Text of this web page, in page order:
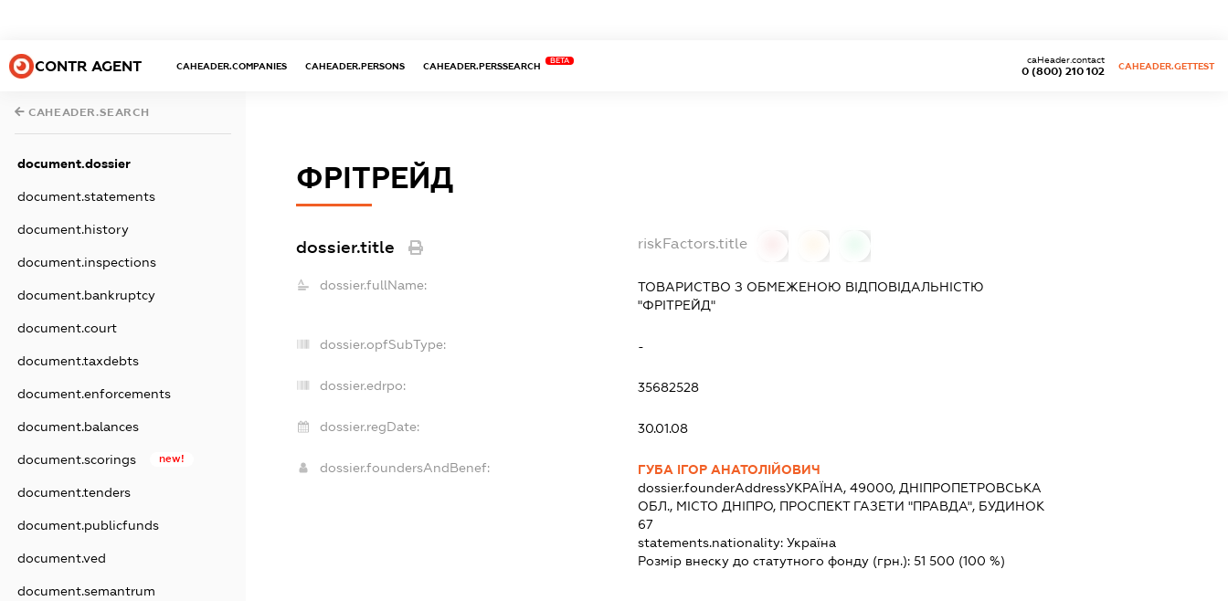
CONTR AGENT CAHEADER.COMPANIES CAHEADER.PERSONS CAHEADER.PERSSEARCH
BETA
0 (800) 210 102
caHeader.contact
CAHEADER.GETTEST
CAHEADER.SEARCH
document.dossier
document.statements
document.history
document.inspections
document.bankruptcy
document.court
document.taxdebts
document.enforcements
document.balances
document.scorings new!
document.tenders
document.publicfunds
document.ved
document.semantrum
ФРІТРЕЙД
dossier.title riskFactors.title
dossier.fullName:
ТОВАРИСТВО З ОБМЕЖЕНОЮ ВІДПОВІДАЛЬНІСТЮ
"ФРІТРЕЙД"
dossier.opfSubType: -
dossier.edrpo: 35682528
dossier.regDate: 30.01.08
dossier.foundersAndBenef:
ГУБА ІГОР АНАТОЛІЙОВИЧ
dossier.founderAddressУКРАЇНА, 49000, ДНІПРОПЕТРОВСЬКА
ОБЛ., МІСТО ДНІПРО, ПРОСПЕКТ ГАЗЕТИ "ПРАВДА", БУДИНОК
67
statements.nationality: Україна
Розмір внеску до статутного фонду (грн.): 51 500 (100 %)